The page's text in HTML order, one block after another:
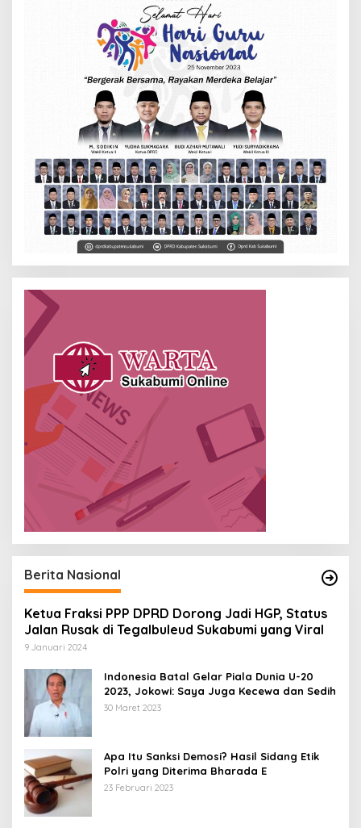
Berita Nasional
Ketua Fraksi PPP DPRD Dorong Jadi HGP, Status
Jalan Rusak di Tegalbuleud Sukabumi yang Viral
9 Januari 2024
Indonesia Batal Gelar Piala Dunia U-20
2023, Jokowi: Saya Juga Kecewa dan Sedih
30 Maret 2023
Apa Itu Sanksi Demosi? Hasil Sidang Etik
Polri yang Diterima Bharada E
23 Februari 2023